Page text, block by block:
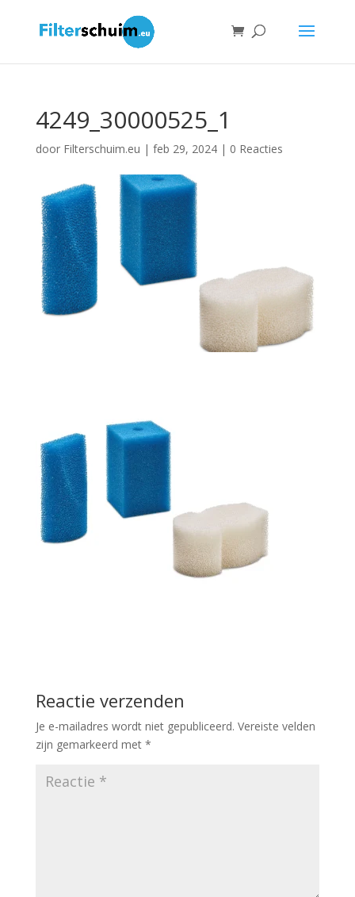
4249_30000525_1
door Filterschuim.eu | feb 29, 2024| 0 Reacties
Reactie verzenden
Je e-mailadres wordt niet gepubliceerd. Vereiste velden
zijn gemarkeerd met *